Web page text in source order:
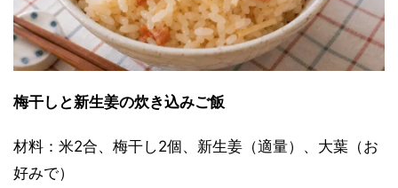
梅干しと新生姜の炊き込みご飯
材料：米2合、梅干し2個、新生姜（適量）、大葉（お
好みで）